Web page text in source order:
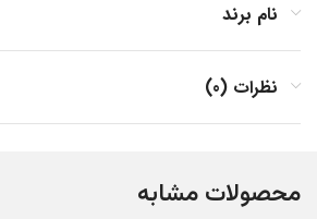
نام برند
نظرات (0)
محصولات مشابه